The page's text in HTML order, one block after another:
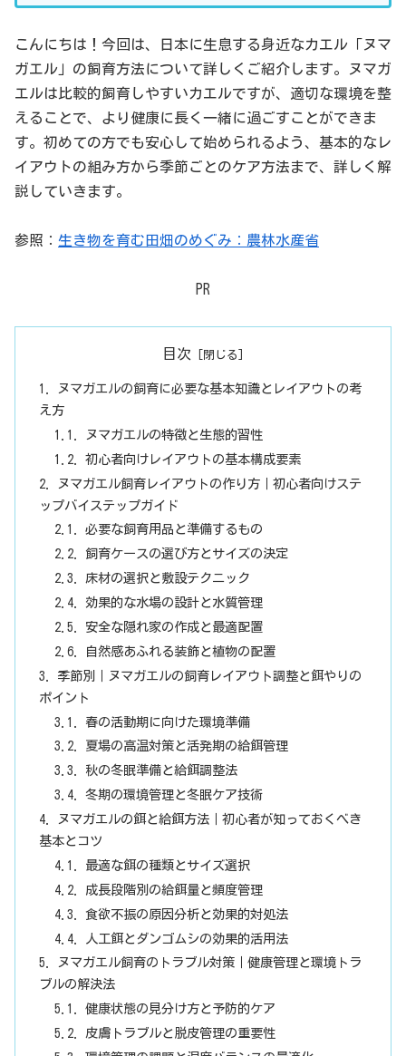
こんにちは！今回は、日本に生息する身近なカエル「ヌマ
ガエル」の飼育方法について詳しくご紹介します。ヌマガ
エルは比較的飼育しやすいカエルですが、適切な環境を整
えることで、より健康に長く一緒に過ごすことができま
す。初めての方でも安心して始められるよう、基本的なレ
イアウトの組み方から季節ごとのケア方法まで、詳しく解
説していきます。
参照： 生き物を育む田畑のめぐみ：農林水産省
PR
目次
ヌマガエルの飼育に必要な基本知識とレイアウトの考
え方
ヌマガエルの特徴と生態的習性
初心者向けレイアウトの基本構成要素
ヌマガエル飼育レイアウトの作り方｜初心者向けステ
ップバイステップガイド
必要な飼育用品と準備するもの
飼育ケースの選び方とサイズの決定
床材の選択と敷設テクニック
効果的な水場の設計と水質管理
安全な隠れ家の作成と最適配置
自然感あふれる装飾と植物の配置
季節別｜ヌマガエルの飼育レイアウト調整と餌やりの
ポイント
春の活動期に向けた環境準備
夏場の高温対策と活発期の給餌管理
秋の冬眠準備と給餌調整法
冬期の環境管理と冬眠ケア技術
ヌマガエルの餌と給餌方法｜初心者が知っておくべき
基本とコツ
最適な餌の種類とサイズ選択
成長段階別の給餌量と頻度管理
食欲不振の原因分析と効果的対処法
人工餌とダンゴムシの効果的活用法
ヌマガエル飼育のトラブル対策｜健康管理と環境トラ
ブルの解決法
健康状態の見分け方と予防的ケア
皮膚トラブルと脱皮管理の重要性